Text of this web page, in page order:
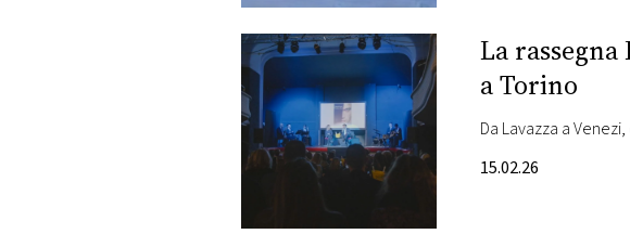
EVENTI
VIDEO
TV
PRINCIPATO
La
a Torino
Da Lavazza a
15.02.26